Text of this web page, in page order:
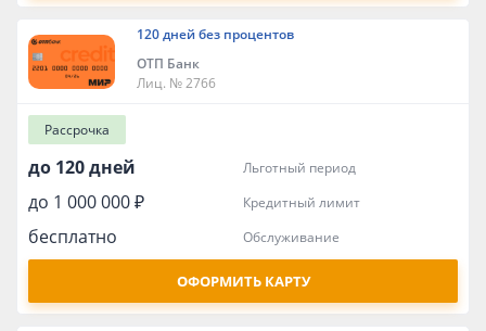
120 дней без процентов
ОТП Банк
Лиц. № 2766
Рассрочка
до 120 дней льготный период
до 1 000 000 ₽ кредитный лимит
бесплатно обслуживание
ОФОРМИТЬ КАРТУ